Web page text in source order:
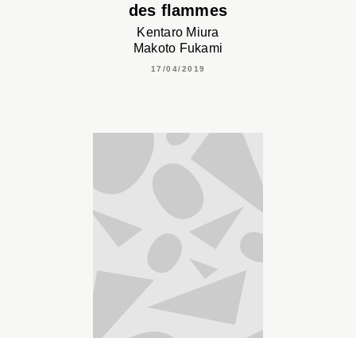
des flammes
Kentaro Miura
Makoto Fukami
17/04/2019